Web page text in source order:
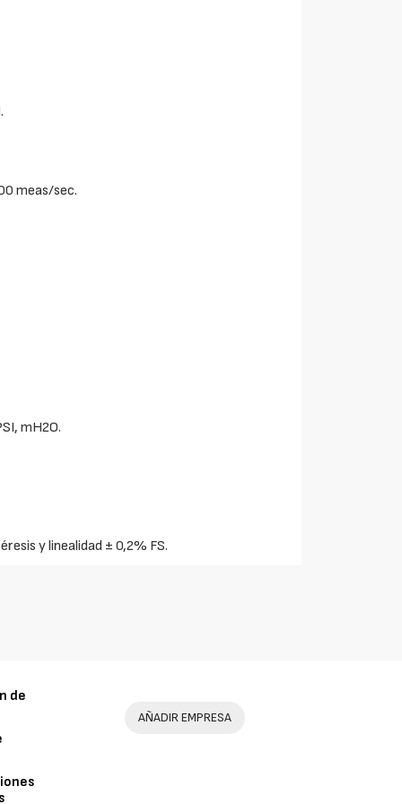
meas/sec.
mH2O.
y linealidad ± 0,2% FS.
de
AÑADIR EMPRESA